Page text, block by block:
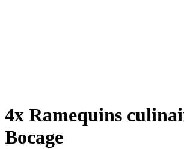
4x Ramequins
Bocage